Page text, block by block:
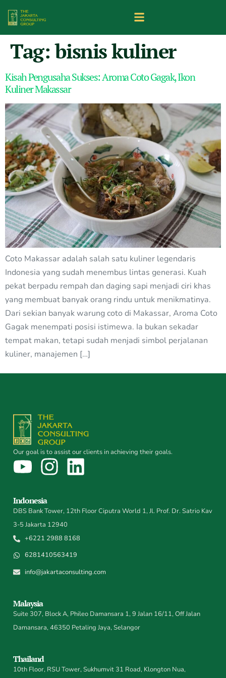
Tag:bisnis kuliner
Kisah Pengusaha Sukses: Aroma Coto Gagak, Ikon
Kuliner Makassar
Coto Makassar adalah salah satu kuliner legendaris
Indonesia yang sudah menembus lintas generasi. Kuah
pekat berpadu rempah dan daging sapi menjadi ciri khas
yang membuat banyak orang rindu untuk menikmatinya.
Dari sekian banyak warung coto di Makassar, Aroma Coto
Gagak menempati posisi istimewa. Ia bukan sekadar
tempat makan, tetapi sudah menjadi simbol perjalanan
kuliner, manajemen […]
Our goal is to assist our clients in achieving their goals.
Indonesia
DBS Bank Tower, 12th Floor Ciputra World 1, Jl. Prof. Dr. Satrio Kav
3-5 Jakarta 12940
+6221 2988 8168
6281410563419
info@jakartaconsulting.com
Malaysia
Suite 307, Block A, Phileo Damansara 1, 9 Jalan 16/11, Off Jalan
Damansara, 46350 Petaling Jaya, Selangor
Thailand
10th Floor, RSU Tower, Sukhumvit 31 Road, Klongton Nua,